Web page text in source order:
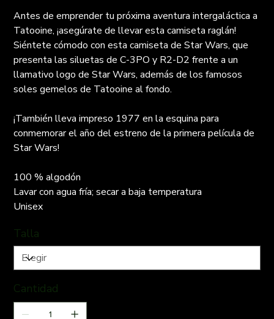
Antes de emprender tu próxima aventura intergaláctica a
Tatooine, ¡asegúrate de llevar esta camiseta raglán!
Siéntete cómodo con esta camiseta de Star Wars, que
presenta las siluetas de C-3PO y R2-D2 frente a un
llamativo logo de Star Wars, además de los famosos
soles gemelos de Tatooine al fondo.
¡También lleva impreso 1977 en la esquina para
conmemorar el año del estreno de la primera película de
Star Wars!
100 % algodón
Lavar con agua fría; secar a baja temperatura
Unisex
Talla
Cantidad